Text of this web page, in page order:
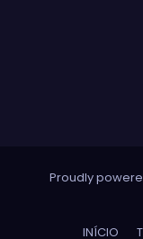
Proudly
INÍCIO